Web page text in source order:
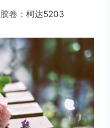
胶卷 ：柯达5203